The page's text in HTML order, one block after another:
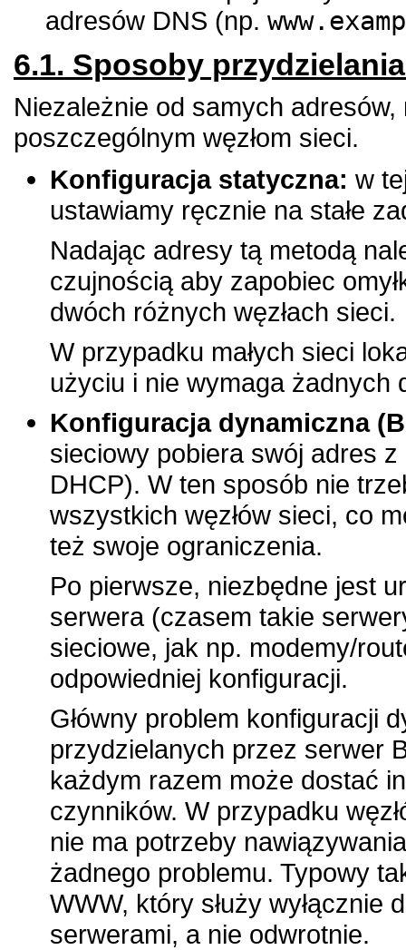
adresów DNS (np.
6.1. Sposoby
Niezależnie od samych
poszczególnym węzłom sieci.
Konfiguracja statyczna: w
ustawiamy ręcznie na stałe
Nadając adresy tą metodą
czujnością aby zapobiec
dwóch różnych węzłach sieci.
W przypadku małych sieci
użyciu i nie wymaga żadnych
Konfiguracja dynamiczna
sieciowy pobiera swój adres
DHCP). W ten sposób nie
wszystkich węzłów sieci, co
też swoje ograniczenia.
Po pierwsze, niezbędne jest
serwera (czasem takie
sieciowe, jak np. modemy/
odpowiedniej konfiguracji.
Główny problem konfiguracji
przydzielanych przez serwer
każdym razem może dostać
czynników. W przypadku
nie ma potrzeby
żadnego problemu. Typowy
WWW, który służy wyłącznie
serwerami, a nie odwrotnie.